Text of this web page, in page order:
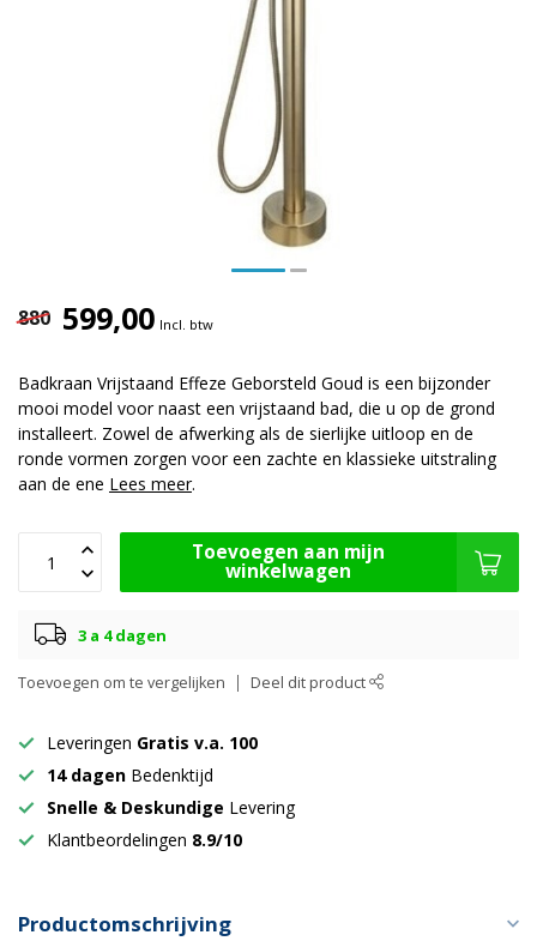
880 599,00 Incl. btw
Badkraan Vrijstaand Effeze Geborsteld Goud is een bijzonder
mooi model voor naast een vrijstaand bad, die u op de grond
installeert. Zowel de afwerking als de sierlijke uitloop en de
ronde vormen zorgen voor een zachte en klassieke uitstraling
aan de ene Lees meer.
Toevoegen aan mijn
winkelwagen
3 a 4 dagen
Toevoegen om te vergelijken Deel dit product
Leveringen Gratis v.a. 100
14 dagen Bedenktijd
Snelle & Deskundige Levering
Klantbeordelingen 8.9/10
Productomschrijving